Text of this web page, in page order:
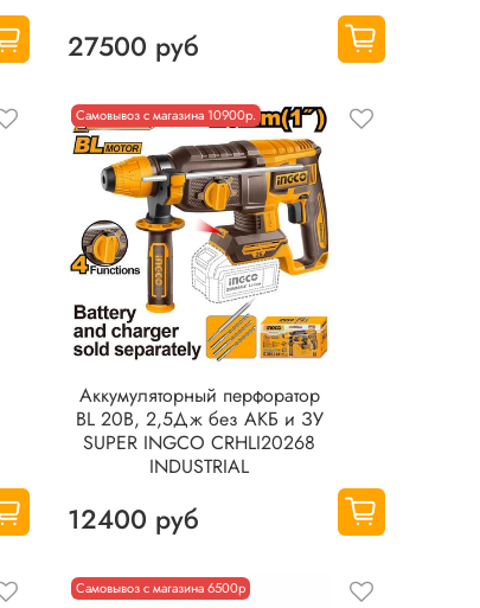
27500 руб
Самовывоз с магазина 10900р.
Аккумуляторный перфоратор
BL 20В, 2,5Дж без АКБ и ЗУ
SUPER INGCO CRHLI20268
INDUSTRIAL
12400 руб
Самовывоз с магазина 6500р